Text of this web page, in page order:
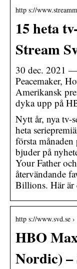
http s://
15 heta
Stream
30 dec. 2021
Peacemaker,
Amerikansk
dyka upp på
Nytt år, nya tv-
heta
första månaden
bjuder på
Your Father
återvändande
Billions. Här är
http s://www.svd.se
HBO
Nordic) –